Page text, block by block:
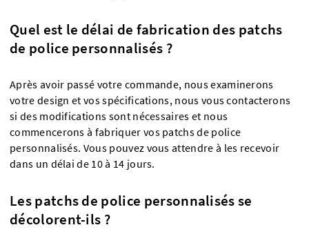
Quel est le délai de fabrication des patchs
de police personnalisés ?
Après avoir passé votre commande, nous examinerons
votre design et vos spécifications, nous vous contacterons
si des modifications sont nécessaires et nous
commencerons à fabriquer vos patchs de police
personnalisés. Vous pouvez vous attendre à les recevoir
dans un délai de 10 à 14 jours.
Les patchs de police personnalisés se
décolorent-ils ?